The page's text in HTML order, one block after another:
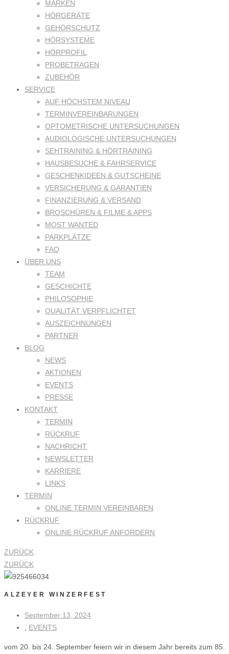
MARKEN
HÖRGERÄTE
GEHÖRSCHUTZ
HÖRSYSTEME
HÖRPROFIL
PROBETRAGEN
ZUBEHÖR
SERVICE
AUF HÖCHSTEM NIVEAU
TERMINVEREINBARUNGEN
OPTOMETRISCHE UNTERSUCHUNGEN
AUDIOLOGISCHE UNTERSUCHUNGEN
SEHTRAINING & HÖRTRAINING
HAUSBESUCHE & FAHRSERVICE
GESCHENKIDEEN & GUTSCHEINE
VERSICHERUNG & GARANTIEN
FINANZIERUNG & VERSAND
BROSCHÜREN & FILME & APPS
MOST WANTED
PARKPLÄTZE
FAQ
ÜBER UNS
TEAM
GESCHICHTE
PHILOSOPHIE
QUALITÄT VERPFLICHTET
AUSZEICHNUNGEN
PARTNER
BLOG
NEWS
AKTIONEN
EVENTS
PRESSE
KONTAKT
TERMIN
RÜCKRUF
NACHRICHT
NEWSLETTER
KARRIERE
LINKS
TERMIN
ONLINE TERMIN VEREINBAREN
RÜCKRUF
ONLINE RÜCKRUF ANFORDERN
ZURÜCK
ZURÜCK
ALZEYER WINZERFEST
September 13, 2024
EVENTS
vom 20. bis 24. September feiern wir in diesem Jahr bereits zum 85.